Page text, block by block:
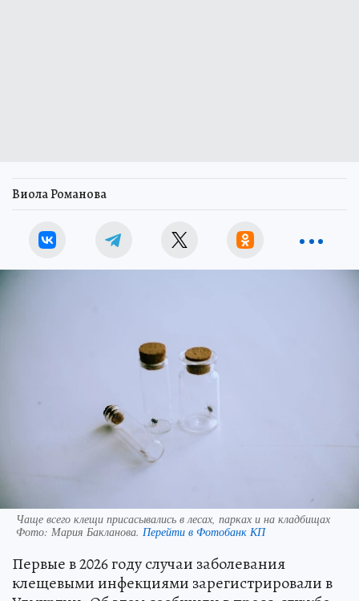
Виола Романова
Чаще всего клещи присасывались в лесах, парках и на кладбищах
Фото: Мария Бакланова. Перейти в Фотобанк КП
Первые в 2026 году случаи заболевания
клещевыми инфекциями зарегистрировали в